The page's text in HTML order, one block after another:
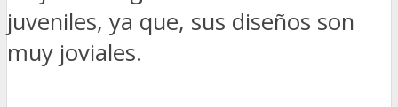
juveniles, ya que, sus diseños son
muy joviales.